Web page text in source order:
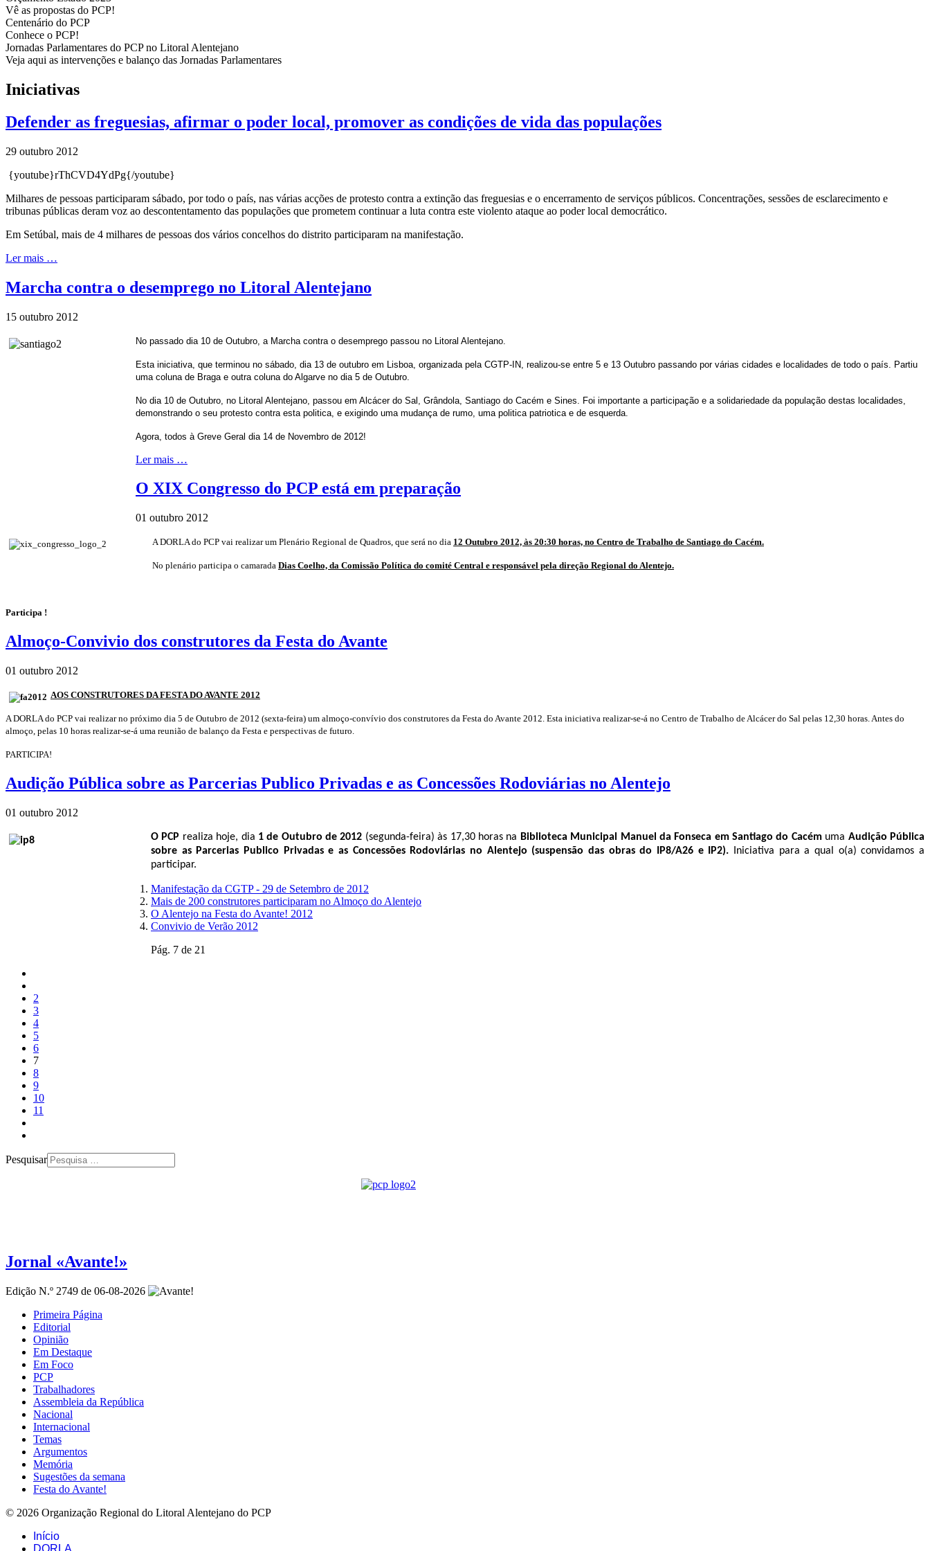
Vê as propostas do PCP!
Centenário do PCP
Conhece o PCP!
Jornadas Parlamentares do PCP no Litoral Alentejano
Veja aqui as intervenções e balanço das Jornadas Parlamentares
Iniciativas
Defender as freguesias, afirmar o poder local, promover as condições de vida das populações
29 outubro 2012
{youtube}rThCVD4YdPg{/youtube}
Milhares de pessoas participaram sábado, por todo o país, nas várias acções de protesto contra a extinção das freguesias e o encerramento de serviços públicos. Concentrações, sessões de esclarecimento e
tribunas públicas deram voz ao descontentamento das populações que prometem continuar a luta contra este violento ataque ao poder local democrático.
Em Setúbal, mais de 4 milhares de pessoas dos vários concelhos do distrito participaram na manifestação.
Ler mais …
Marcha contra o desemprego no Litoral Alentejano
15 outubro 2012
No passado dia 10 de Outubro, a Marcha contra o desemprego passou no Litoral Alentejano.
Esta iniciativa, que terminou no sábado, dia 13 de outubro em Lisboa, organizada pela CGTP-IN, realizou-se entre 5 e 13 Outubro passando por várias cidades e localidades de todo o país. Partiu
uma coluna de Braga e outra coluna do Algarve no dia 5 de Outubro.
No dia 10 de Outubro, no Litoral Alentejano, passou em Alcácer do Sal, Grândola, Santiago do Cacém e Sines. Foi importante a participação e a solidariedade da população destas localidades,
demonstrando o seu protesto contra esta politica, e exigindo uma mudança de rumo, uma politica patriotica e de esquerda.
Agora, todos à Greve Geral dia 14 de Novembro de 2012!
Ler mais …
O XIX Congresso do PCP está em preparação
01 outubro 2012
A DORLA do PCP vai realizar um Plenário Regional de Quadros, que será no dia 12 Outubro 2012, às 20:30 horas, no Centro de Trabalho de Santiago do Cacém.
No plenário participa o camarada Dias Coelho, da Comissão Política do comité Central e responsável pela direção Regional do Alentejo.
Participa !
Almoço-Convivio dos construtores da Festa do Avante
01 outubro 2012
AOS CONSTRUTORES DA FESTA DO AVANTE 2012
A DORLA do PCP vai realizar no próximo dia 5 de Outubro de 2012 (sexta-feira) um almoço-convívio dos construtores da Festa do Avante 2012. Esta iniciativa realizar-se-á no Centro de Trabalho de Alcácer do Sal pelas 12,30 horas. Antes do
almoço, pelas 10 horas realizar-se-á uma reunião de balanço da Festa e perspectivas de futuro.
PARTICIPA!
Audição Pública sobre as Parcerias Publico Privadas e as Concessões Rodoviárias no Alentejo
01 outubro 2012
O PCP realiza hoje, dia 1 de Outubro de 2012 (segunda-feira) às 17,30 horas na Biblioteca Municipal Manuel da Fonseca em Santiago do Cacémuma Audição Pública
sobre as Parcerias Publico Privadas e as Concessões Rodoviárias no Alentejo (suspensão das obras do IP8/A26 e IP2).
Iniciativa para a qual o(a) convidamos a
participar.
Manifestação da CGTP - 29 de Setembro de 2012
Mais de 200 construtores participaram no Almoço do Alentejo
O Alentejo na Festa do Avante! 2012
Convivio de Verão 2012
Pág. 7 de 21
2
3
4
5
6
7
8
9
10
11
Pesquisar
Jornal «Avante!»
Edição N.º 2749 de 06-08-2026
Primeira Página
Editorial
Opinião
Em Destaque
Em Foco
PCP
Trabalhadores
Assembleia da República
Nacional
Internacional
Temas
Argumentos
Memória
Sugestões da semana
Festa do Avante!
© 2026 Organização Regional do Litoral Alentejano do PCP
Início
DORLA